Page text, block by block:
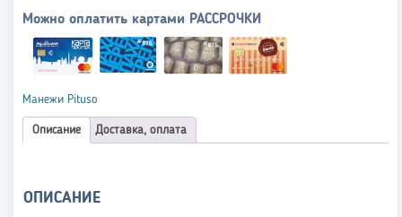
Можно оплатить картами РАССРОЧКИ
Манежи Pituso
Описание Доставка, оплата
ОПИСАНИЕ